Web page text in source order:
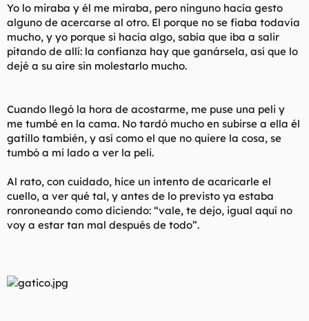
Yo lo miraba y él me miraba, pero ninguno hacía gesto
alguno de acercarse al otro. El porque no se fiaba todavía
mucho, y yo porque si hacía algo, sabía que iba a salir
pitando de allí: la confianza hay que ganársela, así que lo
dejé a su aire sin molestarlo mucho.
Cuando llegó la hora de acostarme, me puse una peli y
me tumbé en la cama. No tardó mucho en subirse a ella él
gatillo también, y así como el que no quiere la cosa, se
tumbó a mi lado a ver la peli.
Al rato, con cuidado, hice un intento de acaricarle el
cuello, a ver qué tal, y antes de lo previsto ya estaba
ronroneando como diciendo: “vale, te dejo, igual aquí no
voy a estar tan mal después de todo”.